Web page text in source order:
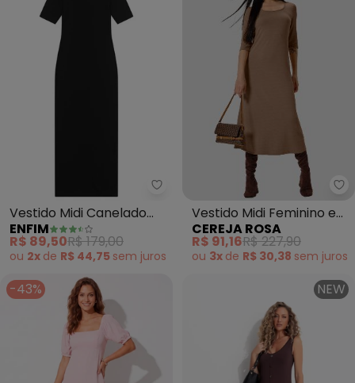
Enfim - Vestido Midi Canelado
Vestido Midi Canelado
(Preto)
ENFIM
R$ 89,50R$ 179,00
ou 2x de R$ 44,75 sem juros
Vestido Midi Feminino em
Viscose Manga 3/4
(Marrom)
CEREJA ROSA
R$ 91,16R$ 227,90
ou 3x de R$ 30,38 sem juros
-43% NEW